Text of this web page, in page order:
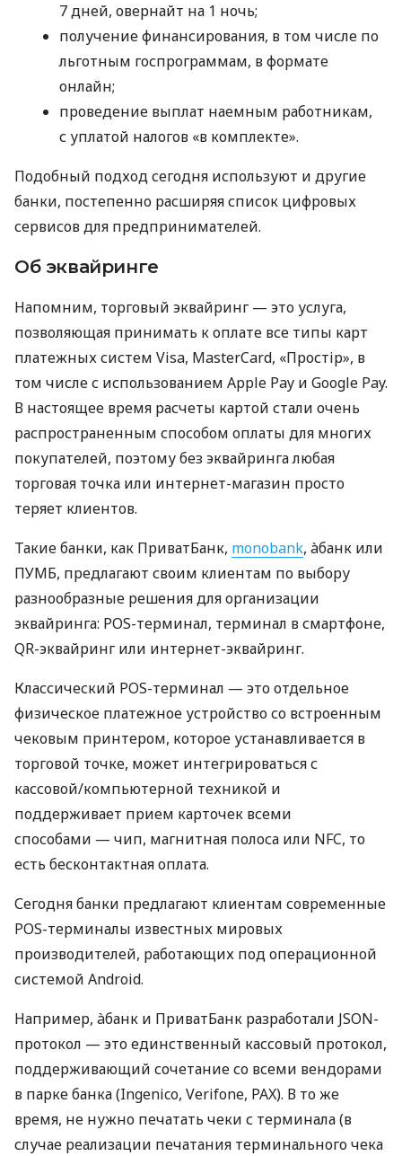
7 дней, овернайт на 1 ночь;
получение финансирования, в том числе по
льготным госпрограммам, в формате
онлайн;
проведение выплат наемным работникам,
с уплатой налогов «в комплекте».
Подобный подход сегодня используют и другие
банки, постепенно расширяя список цифровых
сервисов для предпринимателей.
Об эквайринге
Напомним, торговый эквайринг — это услуга,
позволяющая принимать к оплате все типы карт
платежных систем Visa, MasterCard, «Простір», в
том числе с использованием Apple Pay и Google Pay.
В настоящее время расчеты картой стали очень
распространенным способом оплаты для многих
покупателей, поэтому без эквайринга любая
торговая точка или интернет-магазин просто
теряет клиентов.
Такие банки, как ПриватБанк, monobank, àбанк или
ПУМБ, предлагают своим клиентам по выбору
разнообразные решения для организации
эквайринга: POS-терминал, терминал в смартфоне,
QR-эквайринг или интернет-эквайринг.
Классический POS-терминал — это отдельное
физическое платежное устройство со встроенным
чековым принтером, которое устанавливается в
торговой точке, может интегрироваться с
кассовой/компьютерной техникой и
поддерживает прием карточек всеми
способами — чип, магнитная полоса или NFC, то
есть бесконтактная оплата.
Сегодня банки предлагают клиентам современные
POS-терминалы известных мировых
производителей, работающих под операционной
системой Android.
Например, àбанк и ПриватБанк разработали JSON-
протокол — это единственный кассовый протокол,
поддерживающий сочетание со всеми вендорами
в парке банка (Ingenico, Verifone, PAX). В то же
время, не нужно печатать чеки с терминала (в
случае реализации печатания терминального чека